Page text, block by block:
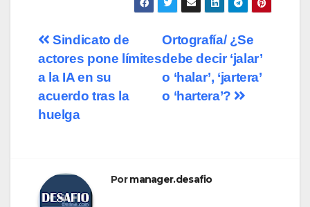
Ortografía/ ¿Se
debe decir ‘jalar’
o ‘halar’, ‘jartera’
o ‘hartera’?
Sindicato de
actores pone límites
a la IA en su
acuerdo tras la
huelga
Pormanager.desafio